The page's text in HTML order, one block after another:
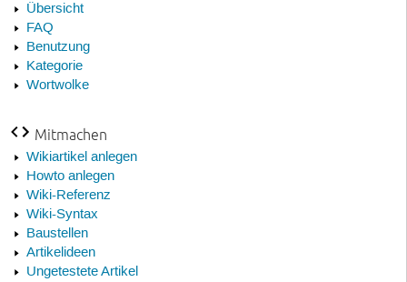
Übersicht
FAQ
Benutzung
Kategorie
Wortwolke
Mitmachen
Wikiartikel anlegen
Howto anlegen
Wiki-Referenz
Wiki-Syntax
Baustellen
Artikelideen
Ungetestete Artikel